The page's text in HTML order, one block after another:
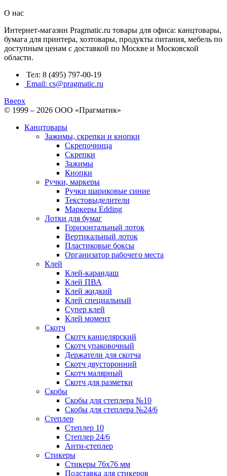
О нас
Интернет-магазин Pragmatic.ru товары для офиса: канцтовары,
бумага для принтера, хозтовары, продукты питания, мебель по
доступным ценам с доставкой по Москве и Московской
области.
Тел: 8 (495) 797-00-19
Email: cs@pragmatic.ru
Вверх
© 1999 – 2026 ООО «Прагматик»
Канцтовары
Зажимы, скрепки и кнопки
Скрепочница
Скрепки
Зажимы
Кнопки
Ручки, маркеры
Ручки шариковые синие
Текстовыделители
Маркеры Edding
Лотки для бумаг
Горизонтальный лоток
Вертикальный лоток
Пластиковые боксы
Организатор рабочего места
Клей
Клей-карандаш
Клей ПВА
Клей жидкий
Клей специальный
Супер клей
Клей момент
Скотч
Скотч канцелярский
Скотч упаковочный
Держатели для скотча
Скотч двусторонний
Скотч малярный
Скотч для разметки
Скобы
Скобы для степлера №10
Скобы для степлера №24/6
Степлер
Степлер 10
Степлер 24/6
Анти-степлер
Стикеры
Стикеры 76x76 мм
Подставка для стикеров